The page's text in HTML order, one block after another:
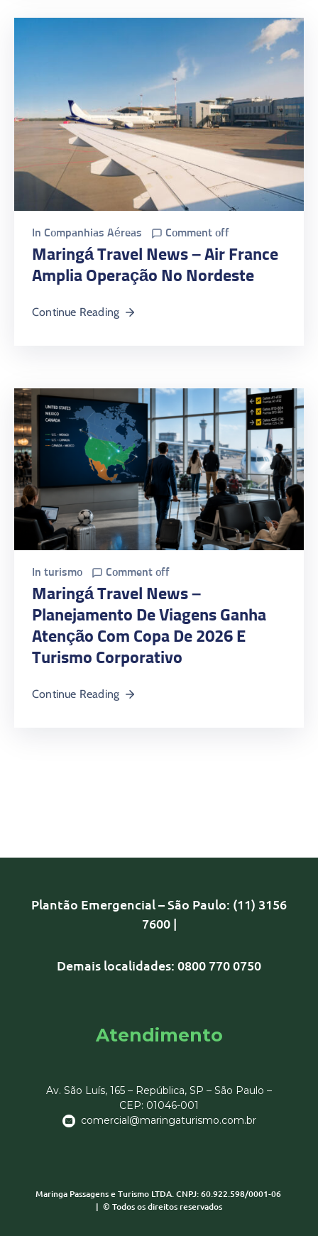
In Companhias Aéreas Comment off
Maringá Travel News – Air France
Amplia Operação No Nordeste
Continue Reading
In turismo Comment off
Maringá Travel News –
Planejamento De Viagens Ganha
Atenção Com Copa De 2026 E
Turismo Corporativo
Continue Reading
Plantão Emergencial – São Paulo: (11) 3156
7600 |
Demais localidades: 0800 770 0750
Atendimento
Av. São Luís, 165 – República, SP – São Paulo –
CEP: 01046-001
comercial@maringaturismo.com.br
Maringa Passagens e Turismo LTDA.CNPJ: 60.922.598/0001-06
| © Todos os direitos reservados